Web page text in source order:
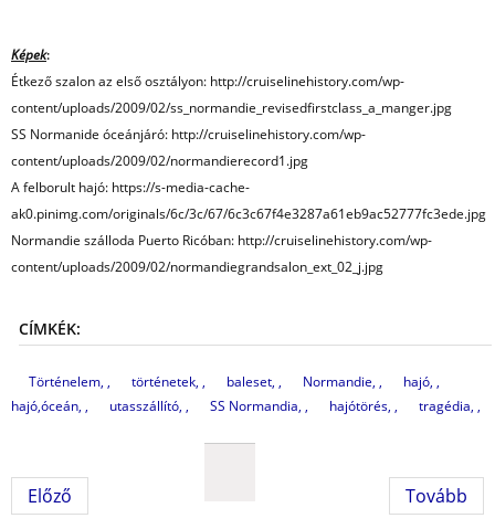
Képek:
Étkező szalon az első osztályon: http://cruiselinehistory.com/wp-
content/uploads/2009/02/ss_normandie_revisedfirstclass_a_manger.jpg
SS Normanide óceánjáró: http://cruiselinehistory.com/wp-
content/uploads/2009/02/normandierecord1.jpg
A felborult hajó: https://s-media-cache-
ak0.pinimg.com/originals/6c/3c/67/6c3c67f4e3287a61eb9ac52777fc3ede.jpg
Normandie szálloda Puerto Ricóban: http://cruiselinehistory.com/wp-
content/uploads/2009/02/normandiegrandsalon_ext_02_j.jpg
CÍMKÉK:
Történelem, történetek, baleset, Normandie,
hajó,
hajó,óceán,
utasszállító, SS Normandia, hajótörés, tragédia,
Előző Tovább